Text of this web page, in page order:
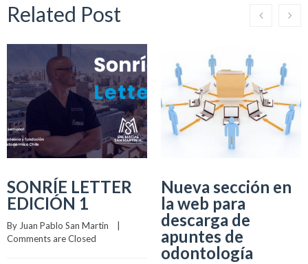
Related Post
SONRÍE LETTER
EDICIÓN 1
By Juan Pablo San Martin
Comments are Closed
Nueva sección en
la web para
descarga de
apuntes de
odontología